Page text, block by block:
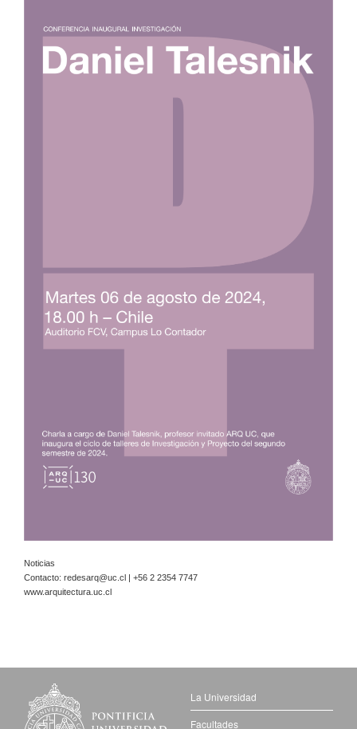
Noticias
Contacto: redesarq@uc.cl | +56 2 2354 7747
www.arquitectura.uc.cl
La Universidad
Facultades